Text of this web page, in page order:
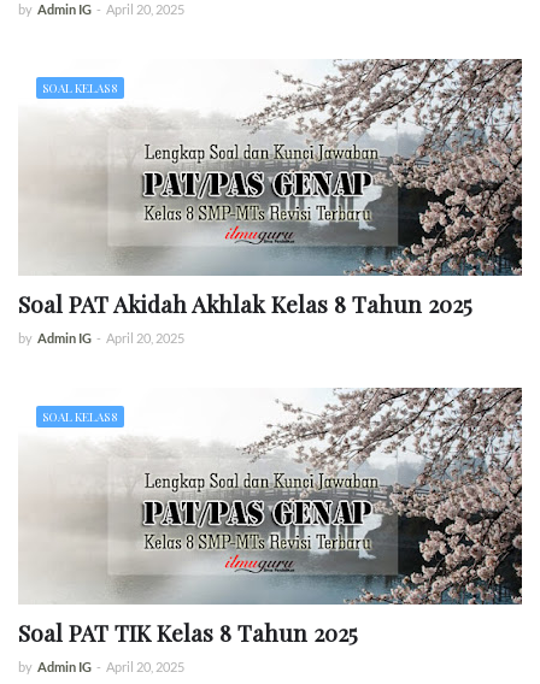
by Admin IG - April 20, 2025
SOAL KELAS 8
Soal PAT Akidah Akhlak Kelas 8 Tahun 2025
by Admin IG - April 20, 2025
SOAL KELAS 8
Soal PAT TIK Kelas 8 Tahun 2025
by Admin IG - April 20, 2025